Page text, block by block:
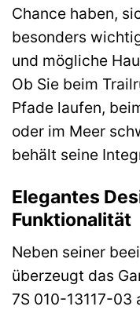
Chance haben,
besonders
und mögliche
Ob Sie beim
Pfade laufen,
oder im Meer
behält seine
Elegantes
Funktionalität
Neben seiner
überzeugt das
7S 010-13117-